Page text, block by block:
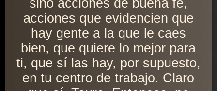
sino acciones de buena fe,
acciones que evidencien que
hay gente a la que le caes
bien, que quiere lo mejor para
ti, que sí las hay, por supuesto,
en tu centro de trabajo. Claro